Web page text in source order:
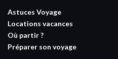
Astuces Voyage
Locations vacances
Où partir ?
Préparer son voyage